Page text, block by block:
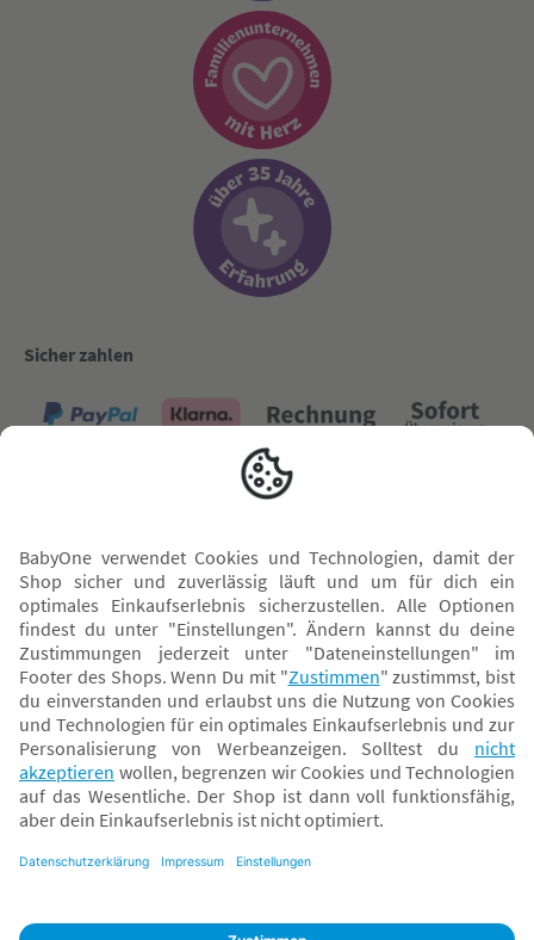
Sicher zahlen
Versand mit
* Alle Preise inkl. MwSt. und ggf. zzgl.Versandkosten. Der dargestellte Preis gilt -
abhängig von der von dir gewählten Option - im BabyOne-Onlineshop oder bei
Abholung in dem von dir gewählten BabyOne-Franchise-Betrieb. Der für den
Onlineshop geltende Preis stellt bei einem Verkauf durch unsere Franchise-
Nehmer eine unverbindliche Preisempfehlung dar. Der Verkaufspreis der
daher von dem Verkaufspreis im Onlineshop abweichen. Angaben zu
Klarna.